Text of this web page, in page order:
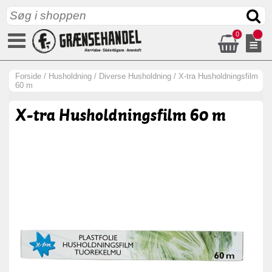
0
Forside / Husholdning / Diverse Husholdning / X-tra Husholdningsfilm
60 m
X-tra Husholdningsfilm 60 m